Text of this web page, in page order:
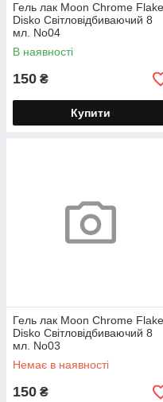
Гель лак Moon Chrome Flake
Disko Світловідбиваючий 8
мл. No04
В наявності
150 ₴
Купити
Гель лак Moon Chrome Flake
Disko Світловідбиваючий 8
мл. No03
Немає в наявності
150 ₴